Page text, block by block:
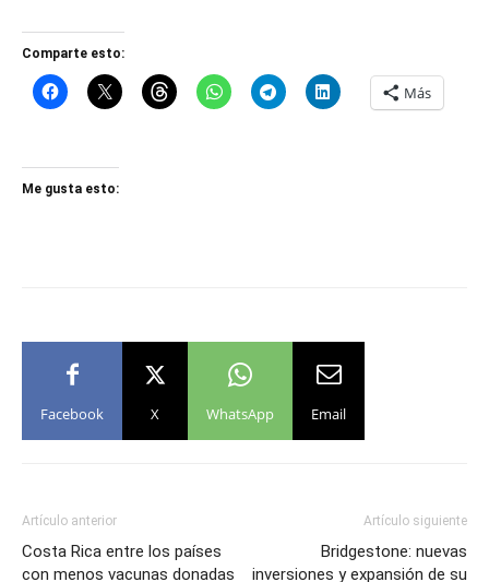
Comparte esto:
Más
Me gusta esto:
Facebook X WhatsApp Email
Artículo anterior
Costa Rica entre los países
con menos vacunas donadas
Artículo siguiente
Bridgestone: nuevas
inversiones y expansión de su